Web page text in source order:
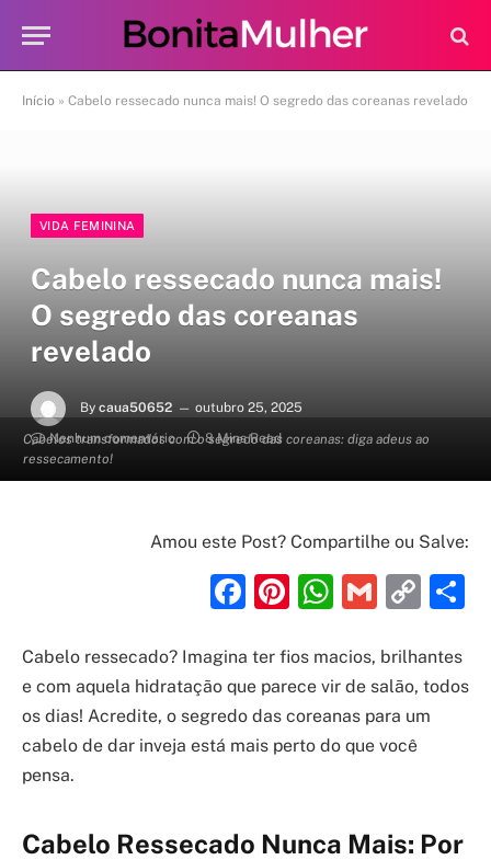
Início » Cabelo ressecado nunca mais! O segredo das coreanas revelado
Cabelos transformados com o segredo das coreanas: diga adeus ao
ressecamento!
VIDA FEMININA
Cabelo ressecado nunca mais!
O segredo das coreanas
revelado
By caua50652
outubro 25, 2025
Nenhum comentário
8 Mins Read
Amou este Post? Compartilhe ou Salve:
Facebook
Pinterest
Gmail
Cabelo ressecado? Imagina ter fios macios, brilhantes
e com aquela hidratação que parece vir de salão, todos
os dias! Acredite, o segredo das coreanas para um
cabelo de dar inveja está mais perto do que você
pensa.
Cabelo Ressecado Nunca Mais: Por